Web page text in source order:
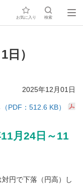
お気に入り 検索
）
2025年12月01日
PDF：512.6 KB）
月24日～11
円で下落（円高）し